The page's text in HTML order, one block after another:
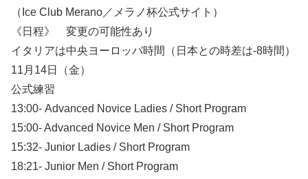
（Ice Club Merano／メラノ杯公式サイト）
《日程》 変更の可能性あり
イタリアは中央ヨーロッパ時間（日本との時差は-8時間）
11月14日（金）
公式練習
13:00- Advanced Novice Ladies / Short Program
15:00- Advanced Novice Men / Short Program
15:32- Junior Ladies / Short Program
18:21- Junior Men / Short Program